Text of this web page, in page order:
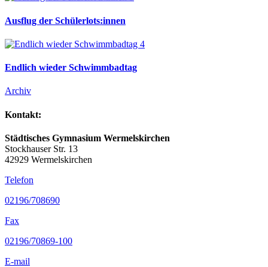
Ausflug der Schülerlots:innen
Endlich wieder Schwimmbadtag
Archiv
Kontakt:
Städtisches Gymnasium Wermelskirchen
Stockhauser Str. 13
42929 Wermelskirchen
Telefon
02196/708690
Fax
02196/70869-100
E-mail